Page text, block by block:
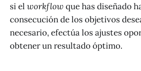
si el workflow que has diseñado
consecución de los objetivos
necesario, efectúa los ajustes
obtener un resultado óptimo.